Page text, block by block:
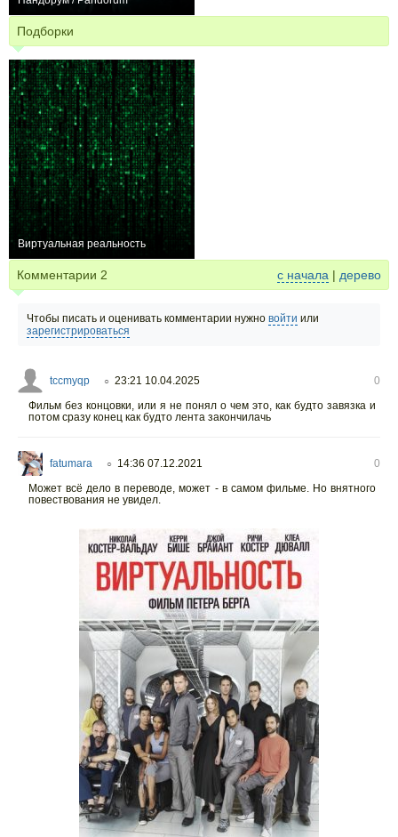
Подборки
Виртуальная реальность
Комментарии 2 с начала | дерево
Чтобы писать и оценивать комментарии нужно войти или
зарегистрироваться
tccmyqp ○ 23:21 10.04.2025
0
Фильм без концовки, или я не понял о чем это, как будто завязка и
потом сразу конец как будто лента закончилачь
fatumara ○ 14:36 07.12.2021
0
Может всё дело в переводе, может - в самом фильме. Но внятного
повествования не увидел.